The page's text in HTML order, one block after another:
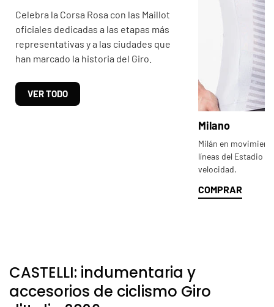
Celebra la Corsa Rosa con las Maillot
oficiales dedicadas a las etapas más
representativas y a las ciudades que
han marcado la historia del Giro.
VER TODO
Milano
Milán en
líneas del Estadio
velocidad.
COMPRAR
CASTELLI: indumentaria y
accesorios de ciclismo Giro